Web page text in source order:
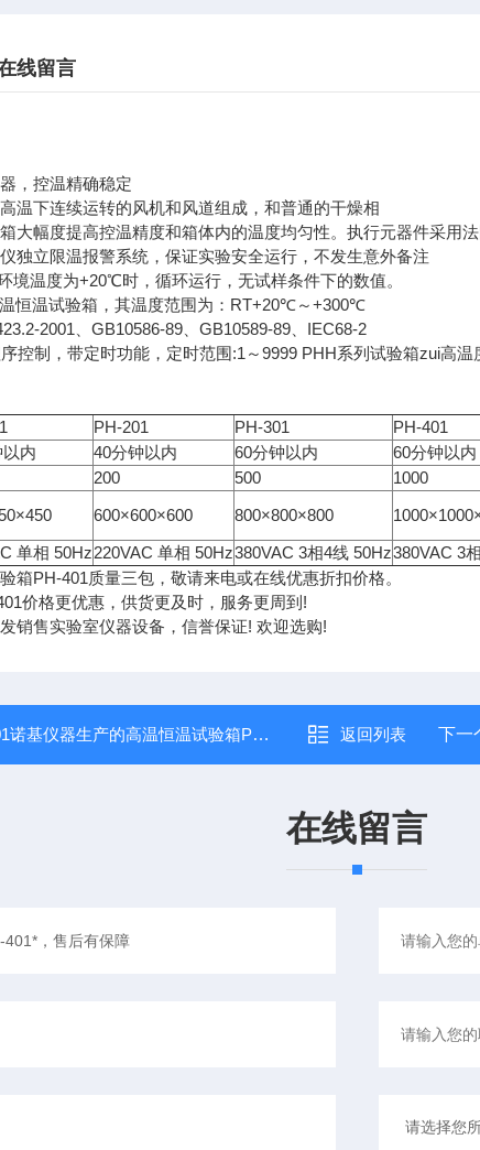
线留言
，控温精确稳定
温下连续运转的风机和风道组成，和普通的干燥相
大幅度提高控温精度和箱体内的温度均匀性。执行元器件采用法
独立限温报警系统，保证实验安全运行，不发生意外备注
境温度为+20℃时，循环运行，无试样条件下的数值。
恒温试验箱，其温度范围为：RT+20℃～+300℃
2001、GB10586-89、GB10589-89、IEC68-2
控制，带定时功能，定时范围:1～9999 PHH系列试验箱zui高
PH-201 PH-301
PH-401
内 40分钟以内 60分钟以内
60分钟以内
200 500
1000
600×600×600 800×800×800
单相 50Hz220VAC 单相 50Hz380VAC 3相4线 50Hz380VAC 3
箱PH-401质量三包，敬请来电或在线优惠折扣价格。
价格更优惠，供货更及时，服务更周到!
销售实验室仪器设备，信誉保证! 欢迎选购!
仪器生产的高温恒温试验箱PH-301享受诺基仪器优质售后服务 返回列表 下一
在线留言